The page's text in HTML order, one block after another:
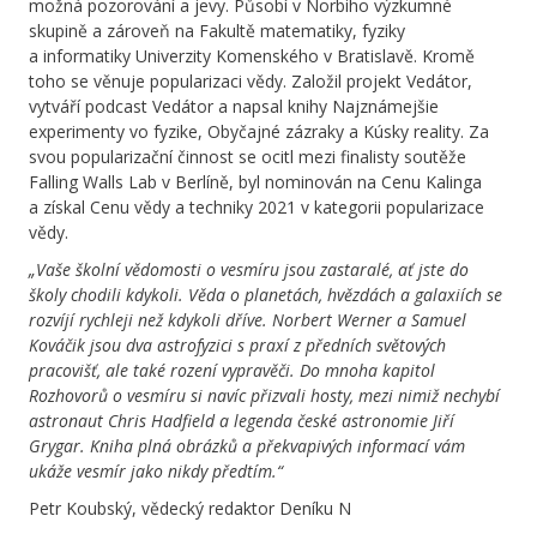
možná pozorování a jevy. Působí v Norbiho výzkumné
skupině a zároveň na Fakultě matematiky, fyziky
a informatiky Univerzity Komenského v Bratislavě. Kromě
toho se věnuje popularizaci vědy. Založil projekt Vedátor,
vytváří podcast Vedátor a napsal knihy Najznámejšie
experimenty vo fyzike, Obyčajné zázraky a Kúsky reality. Za
svou popularizační činnost se ocitl mezi finalisty soutěže
Falling Walls Lab v Berlíně, byl nominován na Cenu Kalinga
a získal Cenu vědy a techniky 2021 v kategorii popularizace
vědy.
„Vaše školní vědomosti o vesmíru jsou zastaralé, ať jste do
školy chodili kdykoli. Věda o planetách, hvězdách a galaxiích se
rozvíjí rychleji než kdykoli dříve. Norbert Werner a Samuel
Kováčik jsou dva astrofyzici s praxí z předních světových
pracovišť, ale také rození vypravěči. Do mnoha kapitol
Rozhovorů o vesmíru si navíc přizvali hosty, mezi nimiž nechybí
astronaut Chris Hadfield a legenda české astronomie Jiří
Grygar. Kniha plná obrázků a překvapivých informací vám
ukáže vesmír jako nikdy předtím.“
Petr Koubský, vědecký redaktor Deníku N